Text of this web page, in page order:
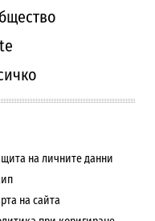
на личните данни
на сайта